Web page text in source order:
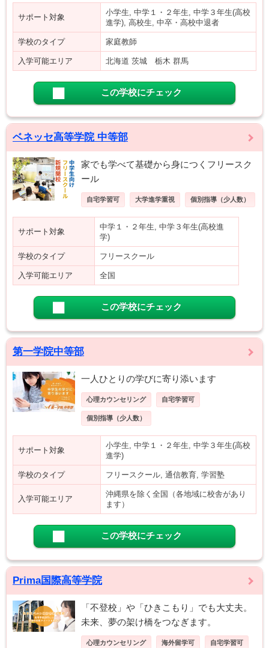
サポート対象
小学生, 中学１・２年生, 中学３年生(高校
進学), 高校生, 中卒・高校中退者
学校のタイプ 家庭教師
入学可能エリア 北海道 茨城 栃木 群馬
この学校にチェック
ベネッセ高等学院 中等部
家でも学べて基礎から身につくフリースク
ール
自宅学習可 大学進学重視 個別指導（少人数）
サポート対象
中学１・２年生, 中学３年生(高校進
学)
学校のタイプ フリースクール
入学可能エリア 全国
この学校にチェック
第一学院中等部
一人ひとりの学びに寄り添います
心理カウンセリング 自宅学習可
個別指導（少人数）
サポート対象
小学生, 中学１・２年生, 中学３年生(高校
進学)
学校のタイプ フリースクール, 通信教育, 学習塾
入学可能エリア
沖縄県を除く全国（各地域に校舎があり
ます）
この学校にチェック
Prima国際高等学院
「不登校」や「ひきこもり」でも大丈夫。
未来、夢の架け橋をつなぎます。
心理カウンセリング 海外留学可 自宅学習可